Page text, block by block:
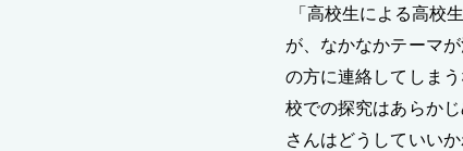
「高校生による高校
が、なかなかテーマ
の方に連絡してしま
校での探究はあらか
さんはどうしていい